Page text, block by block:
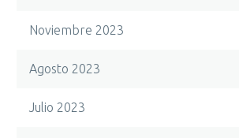
Noviembre 2023
Agosto 2023
Julio 2023